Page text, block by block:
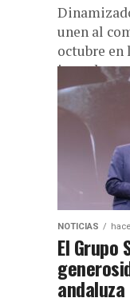
unen al
octubre en
jornada...
NOTICIAS
El Grupo
andaluza